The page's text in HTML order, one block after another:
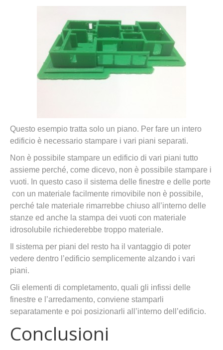
Questo esempio tratta solo un piano. Per fare un intero
edificio è necessario stampare i vari piani separati.
Non è possibile stampare un edificio di vari piani tutto
assieme perché, come dicevo, non è possibile stampare i
vuoti. In questo caso il sistema delle finestre e delle porte
con un materiale facilmente rimovibile non è possibile,
perché tale materiale rimarrebbe chiuso all’interno delle
stanze ed anche la stampa dei vuoti con materiale
idrosolubile richiederebbe troppo materiale.
Il sistema per piani del resto ha il vantaggio di poter
vedere dentro l’edificio semplicemente alzando i vari
piani.
Gli elementi di completamento, quali gli infissi delle
finestre e l’arredamento, conviene stamparli
separatamente e poi posizionarli all’interno dell’edificio.
Conclusioni